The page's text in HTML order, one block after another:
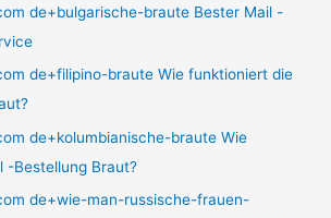
de+bulgarische-braute Bester Mail -
de+filipino-braute Wie funktioniert die
de+kolumbianische-braute Wie
-Bestellung Braut?
de+wie-man-russische-frauen-